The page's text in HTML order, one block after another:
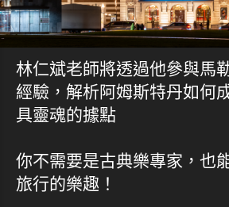
林仁斌老師將透過他參與馬
經驗，解析阿姆斯特丹如何
具靈魂的據點
你不需要是古典樂專家，也
旅行的樂趣！